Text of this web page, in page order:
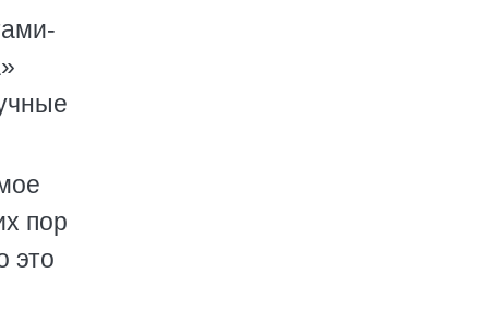
пор
это